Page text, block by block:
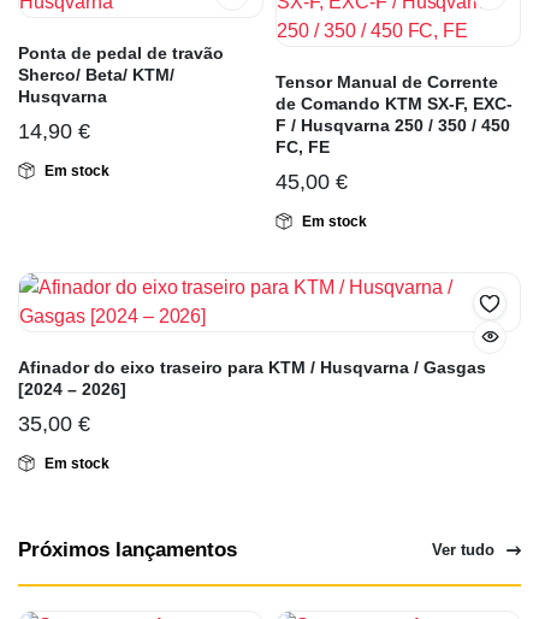
Ponta de pedal de travão
Sherco/ Beta/ KTM/
Husqvarna
14,90 €
Em stock
Tensor Manual de Corrente
de Comando KTM SX-F, EXC-
F / Husqvarna 250 / 350 / 450
FC, FE
45,00 €
Em stock
Afinador do eixo traseiro para KTM / Husqvarna / Gasgas
[2024 – 2026]
35,00 €
Em stock
Próximos lançamentos Ver tudo